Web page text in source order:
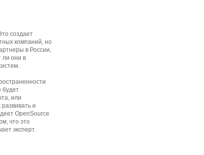
создает
компаний, но
в России,
ли они в
будет
или
и
OpenSource
что это
эксперт.